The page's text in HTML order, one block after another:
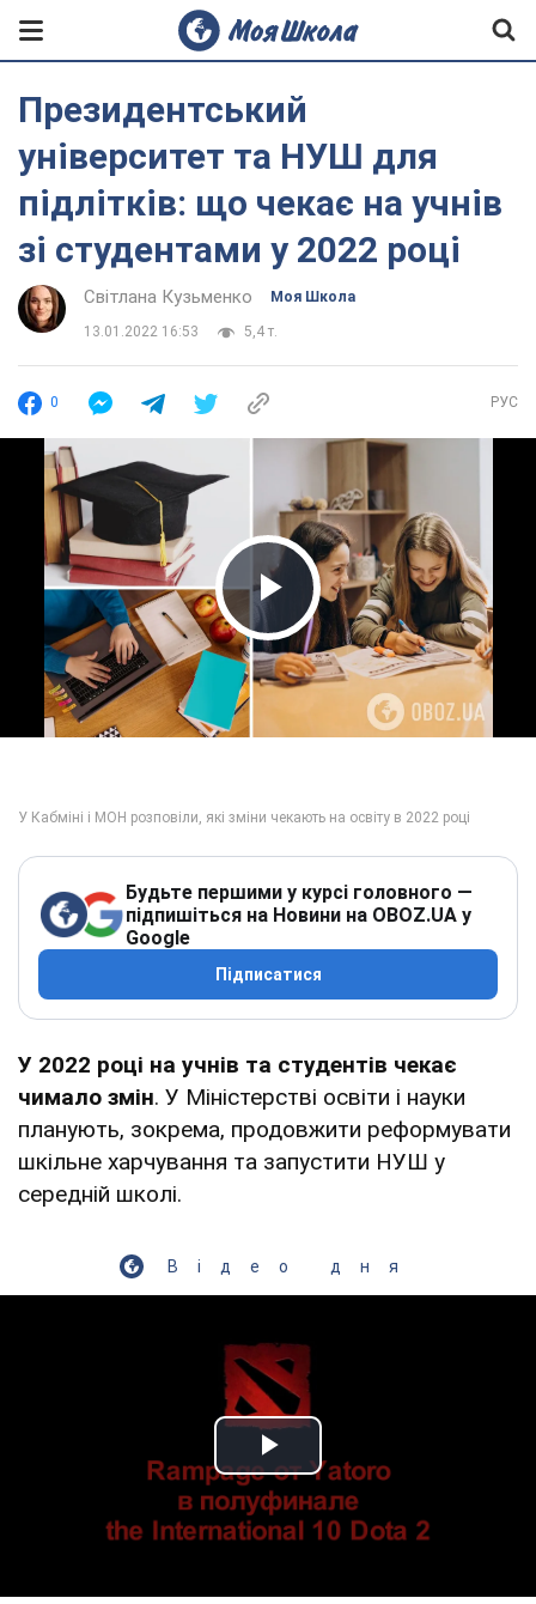
Президентський
університет та НУШ для
підлітків: що чекає на учнів
зі студентами у 2022 році
Світлана Кузьменко Моя Школа
13.01.2022 16:53 5,4 т.
0 РУС
Play Video
Будьте першими у курсі головного —
підпишіться на Новини на OBOZ.UA у
Google
Підписатися
У 2022 році на учнів та студентів чекає
чимало змін. У Міністерстві освіти і науки
планують, зокрема, продовжити реформувати
шкільне харчування та запустити НУШ у
середній школі.
Відео дня
Play Video